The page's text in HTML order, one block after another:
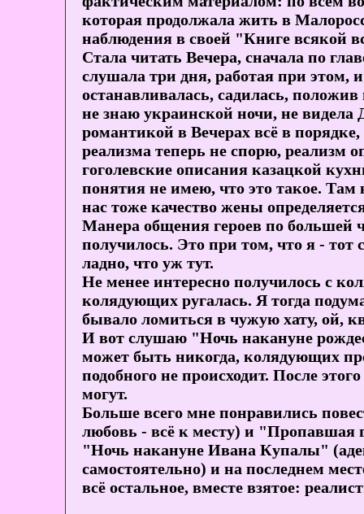
которая продолжала жить в
наблюдения в своей "Книге всякой
Стала читать Вечера, сначала по
слушала три дня, работая при этом,
останавливалась, садилась,
не знаю украинской ночи, не
романтикой в Вечерах всё в
реализма теперь не спорю, реализм
гоголевские описания казацкой
понятия не имею, что это такое. Там
нас тоже качество жены
Манера общения героев по большей
получилось. Это при том, что я -
ладно, что уж тут.
Не менее интересно получилось с
колядующих ругалась. Я тогда
бывало ломиться в чужую хату, ой,
И вот слушаю "Ночь накануне
может быть никогда, колядующих
подобного не происходит. После
могут.
Больше всего мне понравились
любовь - всё к месту) и "Пропавшая
"Ночь накануне Ивана Купалы"
самостоятельно) и на последнем
всё остальное, вместе взятое: